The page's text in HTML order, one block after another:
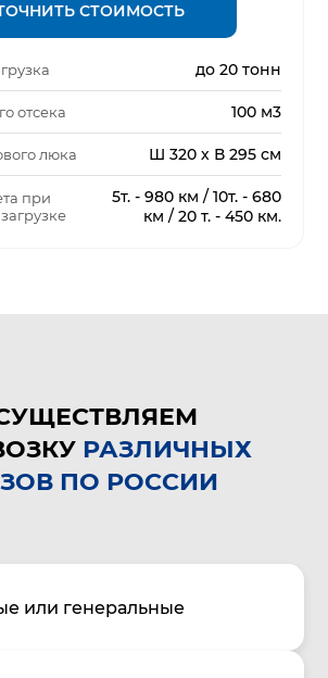
СТОИМОСТЬ
до 20 тонн
отсека 100 м3
люка Ш 320 х В 295 см
при
5т. - 980 км / 10т. - 680
км / 20 т. - 450 км.
РАЗЛИЧНЫХ
ПО РОССИИ
или генеральные